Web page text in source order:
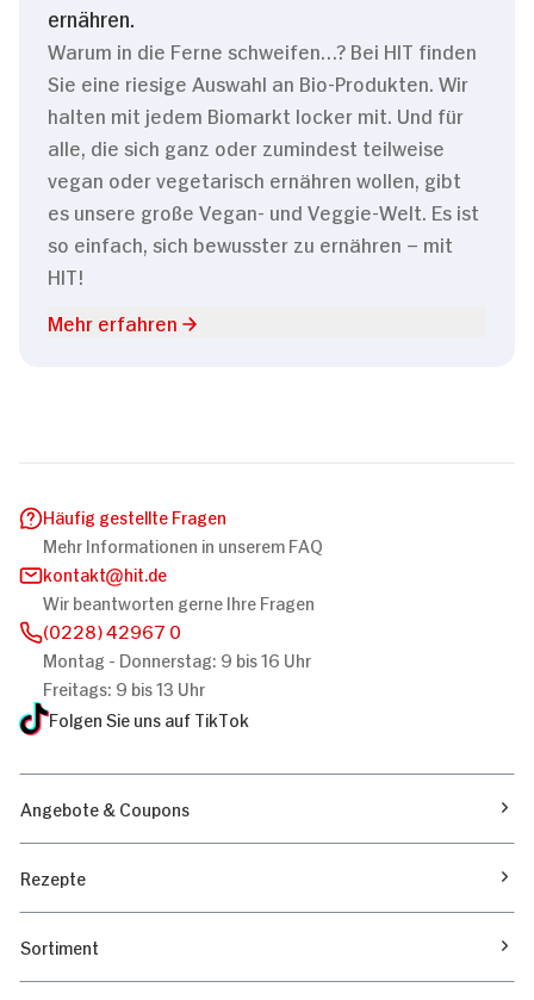
ernähren.
Warum in die Ferne schweifen…? Bei HIT finden
Sie eine riesige Auswahl an Bio-Produkten. Wir
halten mit jedem Biomarkt locker mit. Und für
alle, die sich ganz oder zumindest teilweise
vegan oder vegetarisch ernähren wollen, gibt
es unsere große Vegan- und Veggie-Welt. Es ist
so einfach, sich bewusster zu ernähren – mit
HIT!
Mehr erfahren
Häufig gestellte Fragen
Mehr Informationen in unserem FAQ
kontakt
hit.de
Wir beantworten gerne Ihre Fragen
(0228) 42967 0
Montag - Donnerstag: 9 bis 16 Uhr
Freitags: 9 bis 13 Uhr
Folgen Sie uns auf TikTok
Angebote & Coupons
Rezepte
Sortiment